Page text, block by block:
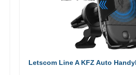
Letscom Line A KFZ